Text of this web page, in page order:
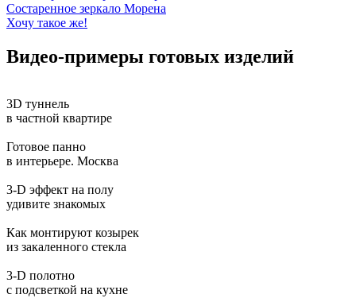
Состаренное зеркало Морена
Хочу такое же!
Видео-примеры готовых изделий
3D туннель
в частной квартире
Готовое панно
в интерьере. Москва
3-D эффект на полу
удивите знакомых
Как монтируют козырек
из закаленного стекла
3-D полотно
с подсветкой на кухне